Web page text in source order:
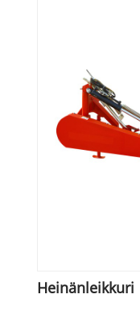
Heinänleikkuri